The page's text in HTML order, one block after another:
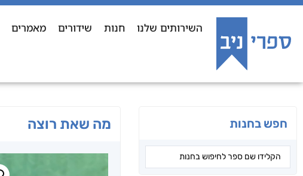
השירותים שלנו חנות שידורים מאמרים
חפש בחנות מה שאת רוצה